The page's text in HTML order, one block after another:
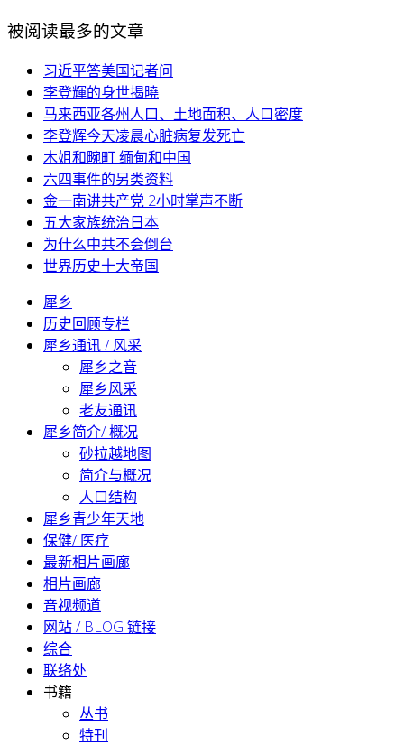
被阅读最多的文章
习近平答美国记者问
李登輝的身世揭曉
马来西亚各州人口、土地面积、人口密度
李登辉今天凌晨心脏病复发死亡
木姐和畹町 缅甸和中国
六四事件的另类资料
金一南讲共产党 2小时掌声不断
五大家族统治日本
为什么中共不会倒台
世界历史十大帝国
犀乡
历史回顾专栏
犀乡通讯 / 风采
犀乡之音
犀乡风采
老友通讯
犀乡简介/ 概况
砂拉越地图
简介与概况
人口结构
犀乡青少年天地
保健/ 医疗
最新相片画廊
相片画廊
音视频道
网站 / BLOG 链接
综合
联络处
书籍
丛书
特刊